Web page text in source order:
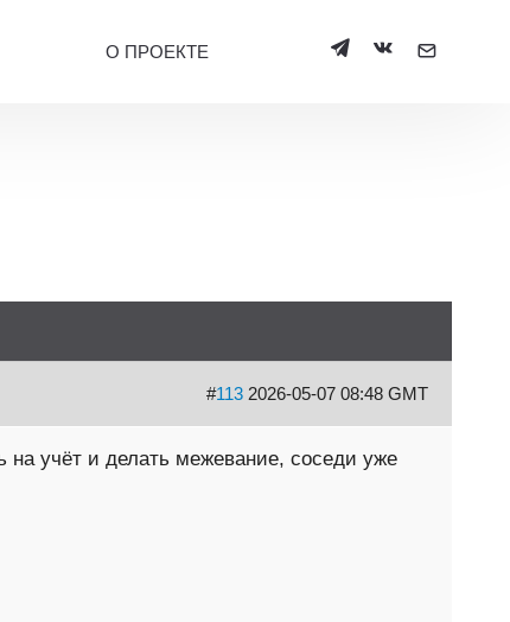
О ПРОЕКТЕ
#113 2026-05-07 08:48 GMT
учёт и делать межевание, соседи уже